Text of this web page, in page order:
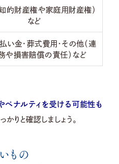
的財産権や家庭用財産権）
など
い金・葬式費用・その他（連
や損害賠償の責任）など
ペナルティを受ける可能性も
りと確認しましょう。
もの